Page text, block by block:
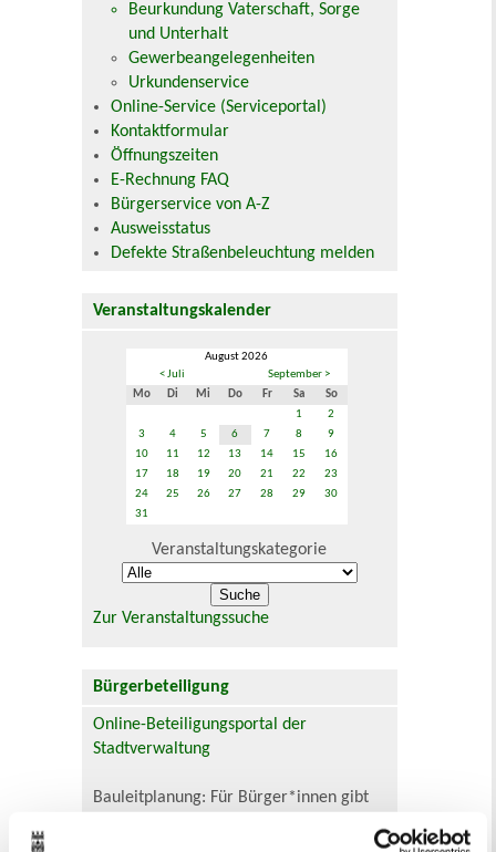
Beurkundung Vaterschaft, Sorge
und Unterhalt
Gewerbeangelegenheiten
Urkundenservice
Online-Service (Serviceportal)
Kontaktformular
Öffnungszeiten
E-Rechnung FAQ
Bürgerservice von A-Z
Ausweisstatus
Defekte Straßenbeleuchtung melden
Veranstaltungskalender
August 2026
< Juli
September >
Mo
Di Mi Do Fr Sa
So
1
2
3
4 5 6 7 8
9
10
11 12 13 14 15
16
17
18 19 20 21 22
23
24
25 26 27 28 29
30
31
Veranstaltungskategorie
Zur Veranstaltungssuche
Bürgerbeteiligung
Online-Beteiligungsportal der
Stadtverwaltung
Bauleitplanung: Für Bürger*innen gibt
Bebauungsplänen und Änderungen zum